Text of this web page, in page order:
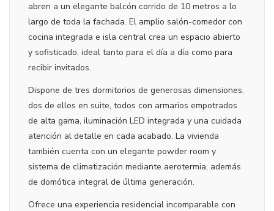
abren a un elegante balcón corrido de 10 metros a lo
largo de toda la fachada. El amplio salón-comedor con
cocina integrada e isla central crea un espacio abierto
y sofisticado, ideal tanto para el día a día como para
recibir invitados.
Dispone de tres dormitorios de generosas dimensiones,
dos de ellos en suite, todos con armarios empotrados
de alta gama, iluminación LED integrada y una cuidada
atención al detalle en cada acabado. La vivienda
también cuenta con un elegante powder room y
sistema de climatización mediante aerotermia, además
de domótica integral de última generación.
Ofrece una experiencia residencial incomparable con